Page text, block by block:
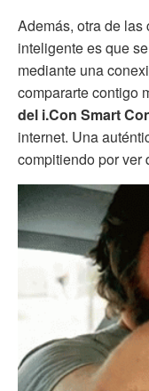
Además, otra de
inteligente es que
mediante una
compararte contigo
del i.Con Smart
internet. Una
compitiendo por ver